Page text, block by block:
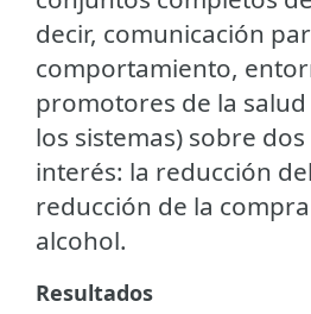
decir, comunicación
comportamiento,
promotores de la salud
los sistemas) sobre
interés: la reducción
reducción de la
alcohol.
Resultados